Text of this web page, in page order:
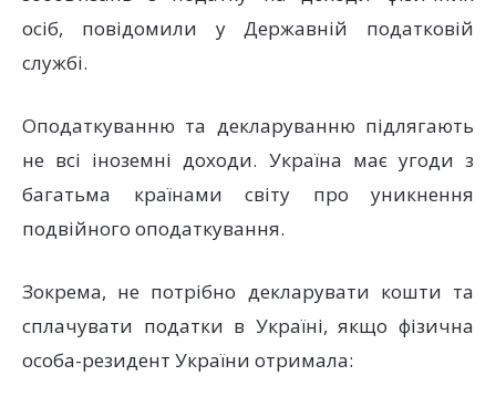
осіб, повідомили у Державній податковій
службі.
Оподаткуванню та декларуванню підлягають
не всі іноземні доходи. Україна має угоди з
багатьма країнами світу про уникнення
подвійного оподаткування.
Зокрема, не потрібно декларувати кошти та
сплачувати податки в Україні, якщо фізична
особа-резидент України отримала: